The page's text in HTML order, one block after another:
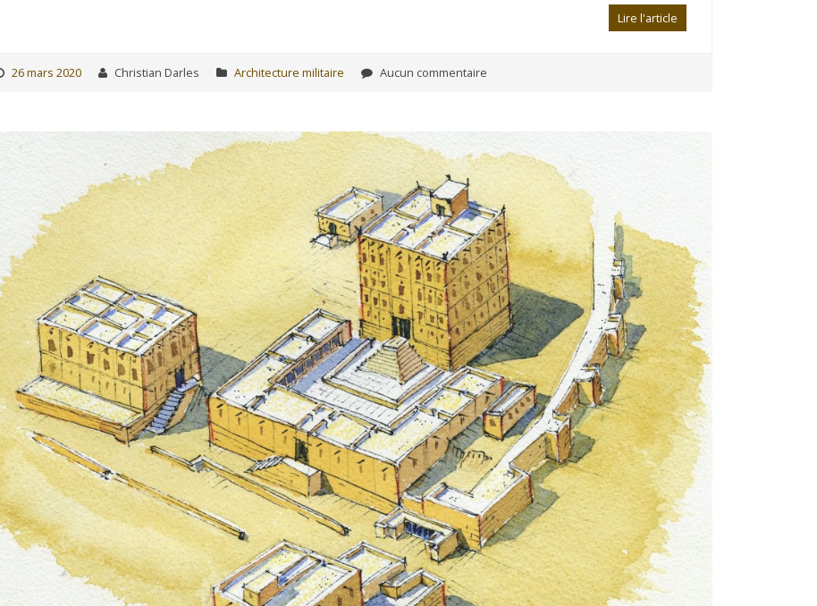
Lire l'article
26 mars 2020 Christian Darles Architecture militaire Aucun commentaire